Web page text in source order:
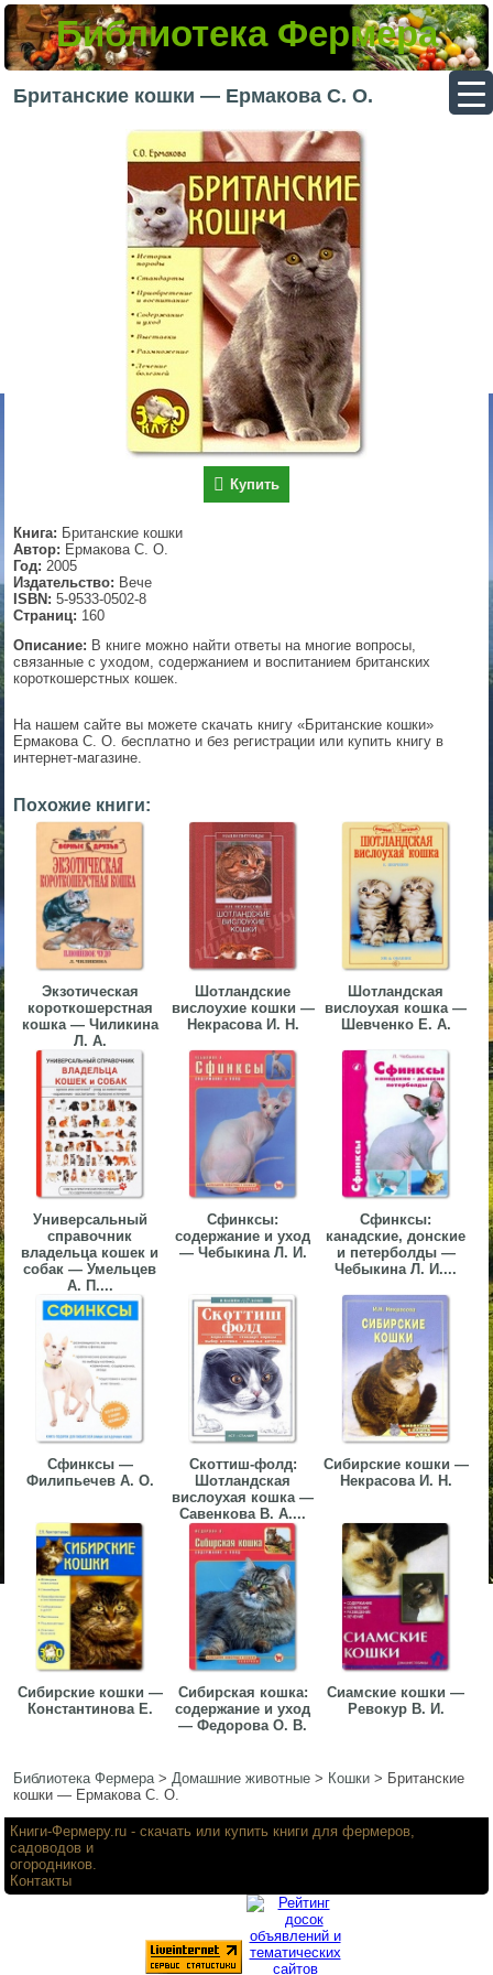
Библиотека Фермера
Британские кошки — Ермакова С. О.
Купить
Книга: Британские кошки
Автор: Ермакова С. О.
Год: 2005
Издательство: Вече
ISBN: 5-9533-0502-8
Страниц: 160
Описание: В книге можно найти ответы на многие вопросы,
связанные с уходом, содержанием и воспитанием британских
короткошерстных кошек.
На нашем сайте вы можете скачать книгу «Британские кошки»
Ермакова С. О. бесплатно и без регистрации или купить книгу в
интернет-магазине.
Похожие книги:
Экзотическая
короткошерстная
кошка — Чиликина
Л. А.
Шотландские
вислоухие кошки —
Некрасова И. Н.
Шотландская
вислоухая кошка —
Шевченко Е. А.
Универсальный
справочник
владельца кошек и
собак — Умельцев
А. П....
Сфинксы:
содержание и уход
— Чебыкина Л. И.
Сфинксы:
канадские, донские
и петерболды —
Чебыкина Л. И....
Сфинксы —
Филипьечев А. О.
Скоттиш-фолд:
Шотландская
вислоухая кошка —
Савенкова В. А....
Сибирские кошки —
Некрасова И. Н.
Сибирские кошки —
Константинова Е.
Сибирская кошка:
содержание и уход
— Федорова О. В.
Сиамские кошки —
Ревокур В. И.
Библиотека Фермера>Домашние животные > Кошки > Британские
кошки — Ермакова С. О.
▼
▼
▼
▼
▼
▼
Книги-Фермеру.ru - скачать или купить книги для фермеров,
садоводов и
огородников.
Контакты